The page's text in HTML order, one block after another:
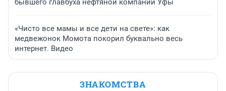
бывшего главбуха нефтяной компании Уфы
«Чисто все мамы и все дети на свете»: как
медвежонок Момота покорил буквально весь
интернет. Видео
ЗНАКОМСТВА